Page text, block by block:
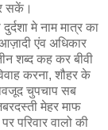
सकें।
मे नाम मात्र का
एंव अधिकार
शब्द कह कर बीवी
करना, शौहर के
चुपचाप सब
मेहर माफ
परिवार वालो की